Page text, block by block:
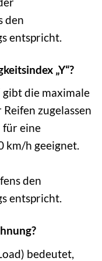
den
entspricht.
„Y“?
gibt die maximale
zugelassen
für eine
km/h geeignet.
den
entspricht.
bedeutet,